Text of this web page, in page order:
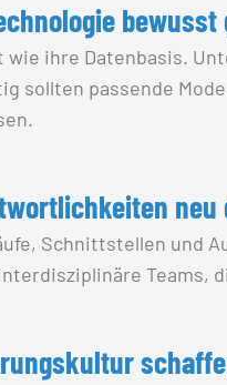
ihre Datenbasis.
sollten passende
neu
Schnittstellen und
Teams,